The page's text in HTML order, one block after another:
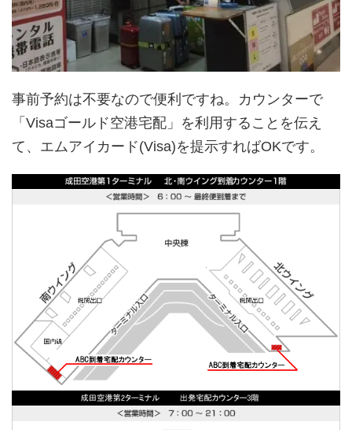
事前予約は不要なので便利ですね。カウンターで
「Visaゴールド空港宅配」を利用することを伝え
て、エムアイカード(Visa)を提示すればOKです。